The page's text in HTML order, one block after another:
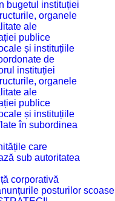
bugetul instituției
organele
ale
publice
și instituțiile
de
instituției
organele
ale
publice
și instituțiile
în subordinea
care
sub autoritatea
corporativă
posturilor